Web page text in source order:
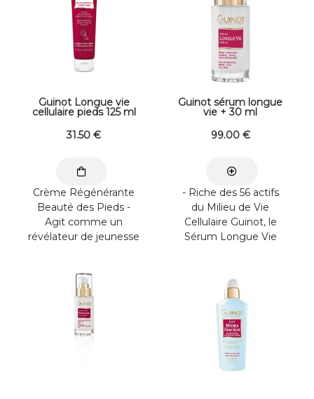
Guinot Longue vie
cellulaire pieds 125 ml
31 .50 €
Crème Régénérante
Beauté des Pieds -
Agit comme un
révélateur de jeunesse
Guinot sérum longue
vie + 30 ml
99.00 €
- Riche des 56 actifs
du Milieu de Vie
Cellulaire Guinot, le
Sérum Longue Vie
...